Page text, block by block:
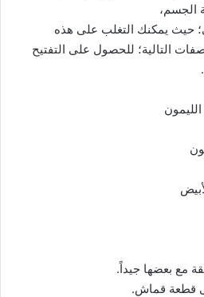
الجسم،
حيث يمكنك التغلب على هذه
التالية؛ للحصول على التفتيح
مع بعضها جيداً.
قطعة قماش.